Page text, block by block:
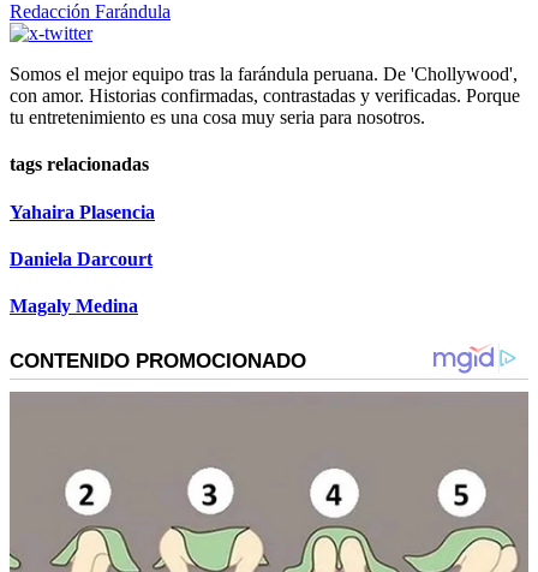
Redacción Farándula
Somos el mejor equipo tras la farándula peruana. De 'Chollywood',
con amor. Historias confirmadas, contrastadas y verificadas. Porque
tu entretenimiento es una cosa muy seria para nosotros.
tags relacionadas
Yahaira Plasencia
Daniela Darcourt
Magaly Medina